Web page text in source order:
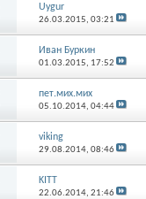
Uygur
26.03.2015, 03:21
Иван Буркин
01.03.2015, 17:52
пет.мих.мих
05.10.2014, 04:44
viking
29.08.2014, 08:46
KITT
22.06.2014, 21:46